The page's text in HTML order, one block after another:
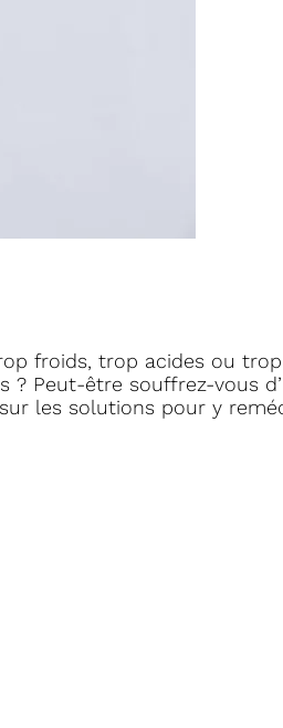
froids, trop acides ou
Peut-être souffrez-vous
les solutions pour y